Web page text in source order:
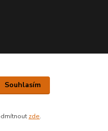
města
Souhlasím
zde.